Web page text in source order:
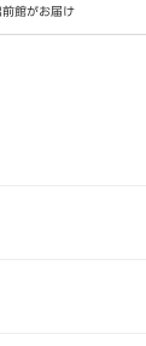
前館がお届け